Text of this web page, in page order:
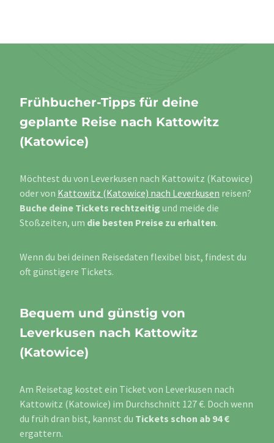
Frühbucher-Tipps für deine
geplante Reise nach Kattowitz
(Katowice)
Möchtest du von Leverkusen nach Kattowitz (Katowice)
oder von Kattowitz (Katowice) nach Leverkusen reisen?
Buche deine Tickets rechtzeitig und meide die
Stoßzeiten, um die besten Preise zu erhalten.
Wenn du bei deinen Reisedaten flexibel bist, findest du
oft günstigere Tickets.
Bequem und günstig von
Leverkusen nach Kattowitz
(Katowice)
Am Reisetag kostet ein Ticket von Leverkusen nach
Kattowitz (Katowice) im Durchschnitt 127 €. Doch wenn
du früh dran bist, kannst du Tickets schon ab 94 €
ergattern.